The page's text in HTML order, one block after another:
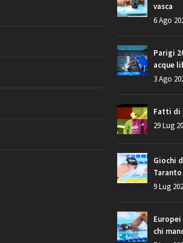
vasca
6 Ago
Parigi
acque
3 Ago
Fatti di
29 Lug
Giochi
Taranto
9 Lug
chi